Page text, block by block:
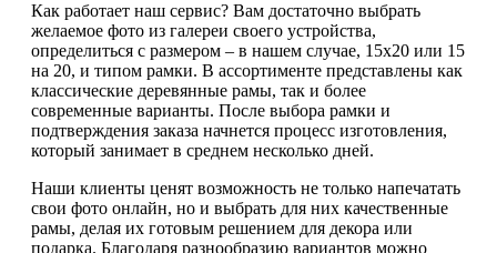
Как работает наш сервис? Вам достаточно выбрать
желаемое фото из галереи своего устройства,
определиться с размером – в нашем случае, 15х20 или 15
на 20, и типом рамки. В ассортименте представлены как
классические деревянные рамы, так и более
современные варианты. После выбора рамки и
подтверждения заказа начнется процесс изготовления,
который занимает в среднем несколько дней.
Наши клиенты ценят возможность не только напечатать
свои фото онлайн, но и выбрать для них качественные
рамы, делая их готовым решением для декора или
подарка. Благодаря разнообразию вариантов можно